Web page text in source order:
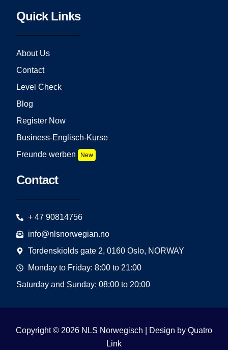
Quick Links
About Us
Contact
Level Check
Blog
Register Now
Business-Englisch-Kurse
Freunde werben
New
Contact
+ 47 90814756
info@nlsnorwegian.no
Tordenskiolds gate 2, 0160 Oslo, NORWAY
Monday to Friday: 8:00 to 21:00
Saturday and Sunday: 08:00 to 20:00
Copyright © 2026 NLS Norwegisch | Design by Quatro
Link